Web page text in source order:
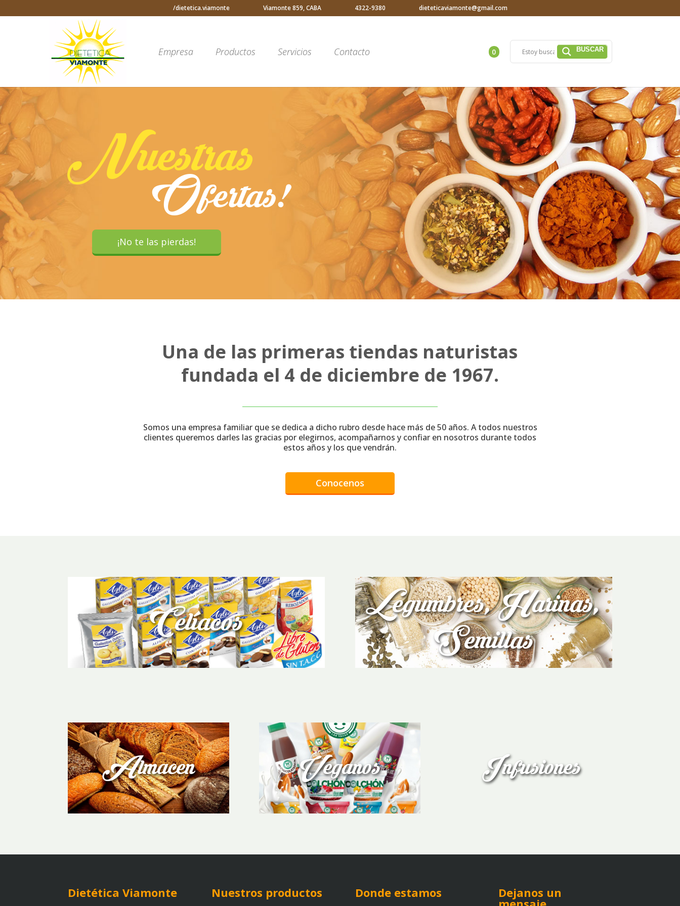
/dietetica.viamonte Viamonte 859, CABA 4322-9380 dieteticaviamonte@gmail.com
Empresa Productos Servicios Contacto 0
Nuestras
Ofertas!
¡No te las pierdas!
Una de las primeras tiendas naturistas
fundada el 4 de diciembre de 1967.
Somos una empresa familiar que se dedica a dicho rubro desde hace más de 50 años. A todos nuestros
clientes queremos darles las gracias por elegirnos, acompañarnos y confiar en nosotros durante todos
estos años y los que vendrán.
Conocenos
Celíacos
Legumbres, Harinas,
Semillas
Almacen Veganos Infusiones
Dietética Viamonte Nuestros productos Donde estamos Dejanos un